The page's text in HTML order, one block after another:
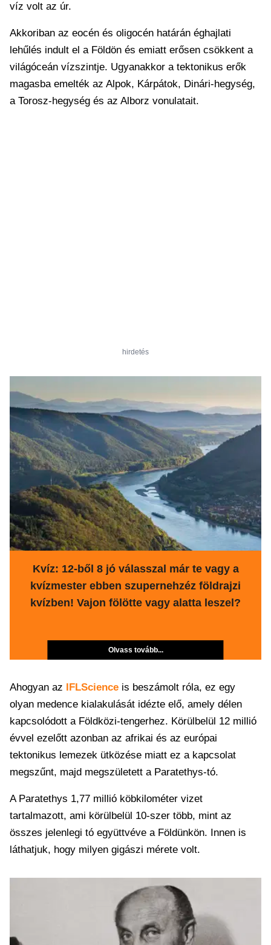
víz volt az úr.
Akkoriban az eocén és oligocén határán éghajlati
lehűlés indult el a Földön és emiatt erősen csökkent a
világóceán vízszintje. Ugyanakkor a tektonikus erők
magasba emelték az Alpok, Kárpátok, Dinári-hegység,
a Torosz-hegység és az Alborz vonulatait.
hirdetés
Kvíz: 12-ből 8 jó válasszal már te vagy a
kvízmester ebben szupernehzéz földrajzi
kvízben! Vajon fölötte vagy alatta leszel?
Olvass tovább...
Ahogyan az IFLScience is beszámolt róla, ez egy
olyan medence kialakulását idézte elő, amely délen
kapcsolódott a Földközi-tengerhez. Körülbelül 12 millió
évvel ezelőtt azonban az afrikai és az európai
tektonikus lemezek ütközése miatt ez a kapcsolat
megszűnt, majd megszületett a Paratethys-tó.
A Paratethys 1,77 millió köbkilométer vizet
tartalmazott, ami körülbelül 10-szer több, mint az
összes jelenlegi tó együttvéve a Földünkön. Innen is
láthatjuk, hogy milyen gigászi mérete volt.